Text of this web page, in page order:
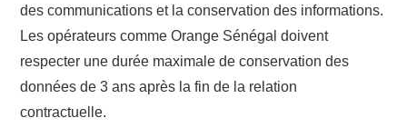
des communications et la conservation des informations.
Les opérateurs comme Orange Sénégal doivent
respecter une durée maximale de conservation des
données de 3 ans après la fin de la relation
contractuelle.